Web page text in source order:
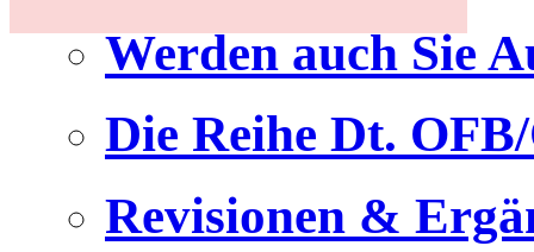
Werden auch Sie
Die Reihe Dt.
Revisionen &